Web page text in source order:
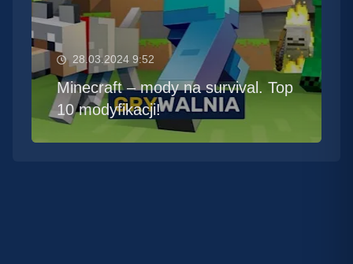
28.03.2024 9:52
Minecraft – mody na survival. Top
10 modyfikacji!